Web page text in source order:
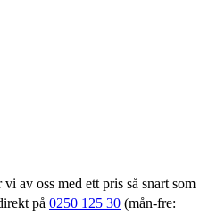
av oss med ett pris så snart som
på 0250 125 30 (mån-fre: